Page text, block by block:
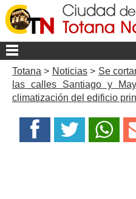
Totana > Noticias> Se
las calles Santiago y
climatización del edificio